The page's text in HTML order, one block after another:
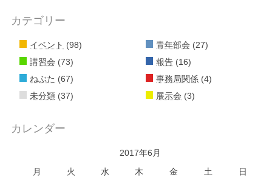
カテゴリー
イベント (98)
講習会 (73)
ねぶた (67)
未分類 (37)
青年部会 (27)
報告 (16)
事務局関係 (4)
展示会 (3)
カレンダー
2017年6月
月
火 水 木 金 土
日